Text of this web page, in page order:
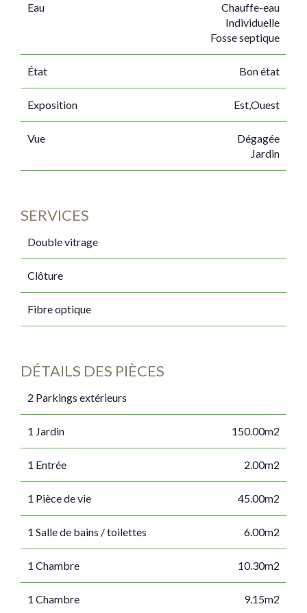
Eau
Chauffe-eau
Individuelle
Fosse septique
État Bon état
Exposition Est,Ouest
Vue
Dégagée
Jardin
SERVICES
Double vitrage
Clôture
Fibre optique
DÉTAILS DES PIÈCES
2 Parkings extérieurs
1 Jardin 150.00m2
1 Entrée 2.00m2
1 Pièce de vie 45.00m2
1 Salle de bains / toilettes 6.00m2
1 Chambre 10.30m2
1 Chambre 9.15m2